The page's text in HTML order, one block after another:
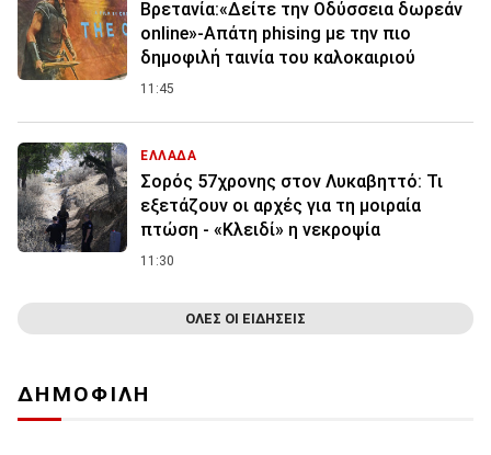
Βρετανία:«Δείτε την Οδύσσεια δωρεάν
online»-Απάτη phising με την πιο
δημοφιλή ταινία του καλοκαιριού
11:45
ΕΛΛΑΔΑ
Σορός 57χρονης στον Λυκαβηττό: Τι
εξετάζουν οι αρχές για τη μοιραία
πτώση - «Κλειδί» η νεκροψία
11:30
ΟΛΕΣ ΟΙ ΕΙΔΗΣΕΙΣ
ΔΗΜΟΦΙΛΗ